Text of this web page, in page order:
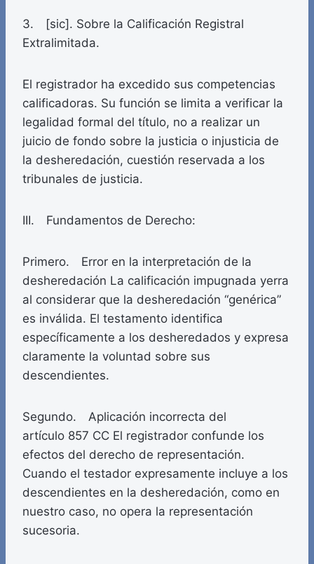
3. [sic]. Sobre la Calificación Registral
Extralimitada.
El registrador ha excedido sus competencias
calificadoras. Su función se limita a verificar la
legalidad formal del título, no a realizar un
juicio de fondo sobre la justicia o injusticia de
la desheredación, cuestión reservada a los
tribunales de justicia.
III. Fundamentos de Derecho:
Primero. Error en la interpretación de la
desheredación La calificación impugnada yerra
al considerar que la desheredación “genérica”
es inválida. El testamento identifica
específicamente a los desheredados y expresa
claramente la voluntad sobre sus
descendientes.
Segundo. Aplicación incorrecta del
artículo 857 CC El registrador confunde los
efectos del derecho de representación.
Cuando el testador expresamente incluye a los
descendientes en la desheredación, como en
nuestro caso, no opera la representación
sucesoria.